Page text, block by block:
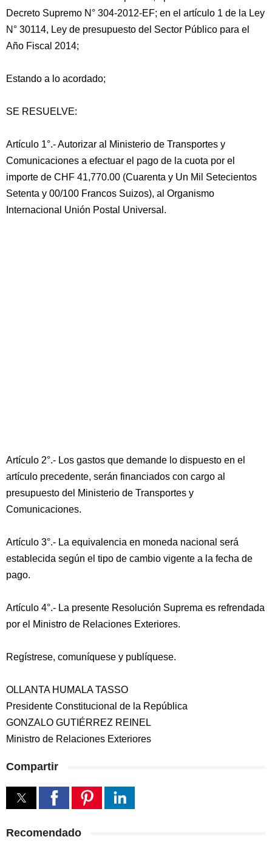
Decreto Supremo N° 304-2012-EF; en el artículo 1 de la Ley
N° 30114, Ley de presupuesto del Sector Público para el
Año Fiscal 2014;
Estando a lo acordado;
SE RESUELVE:
Artículo 1°.- Autorizar al Ministerio de Transportes y
Comunicaciones a efectuar el pago de la cuota por el
importe de CHF 41,770.00 (Cuarenta y Un Mil Setecientos
Setenta y 00/100 Francos Suizos), al Organismo
Internacional Unión Postal Universal.
Artículo 2°.- Los gastos que demande lo dispuesto en el
artículo precedente, serán financiados con cargo al
presupuesto del Ministerio de Transportes y
Comunicaciones.
Artículo 3°.- La equivalencia en moneda nacional será
establecida según el tipo de cambio vigente a la fecha de
pago.
Artículo 4°.- La presente Resolución Suprema es refrendada
por el Ministro de Relaciones Exteriores.
Regístrese, comuníquese y publíquese.
OLLANTA HUMALA TASSO
Presidente Constitucional de la República
GONZALO GUTIÉRREZ REINEL
Ministro de Relaciones Exteriores
Compartir
Recomendado